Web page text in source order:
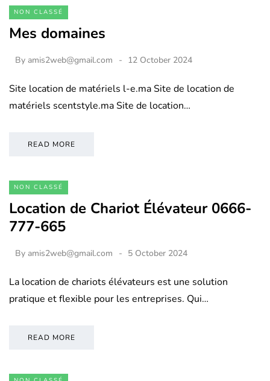
NON CLASSÉ
Mes domaines
By amis2web@gmail.com 12 October 2024
Site location de matériels l-e.ma Site de location de
matériels scentstyle.ma Site de location…
READ MORE
NON CLASSÉ
Location de Chariot Élévateur 0666-
777-665
By amis2web@gmail.com 5 October 2024
La location de chariots élévateurs est une solution
pratique et flexible pour les entreprises. Qui…
READ MORE